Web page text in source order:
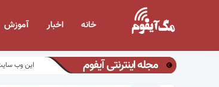
خانه اخبار آموزش
مجله اینترنتی آیفوم این وب